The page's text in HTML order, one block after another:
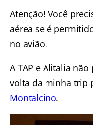
Atenção! Você
aérea se é
no avião.
A TAP e Alitalia
volta da minha trip
Montalcino.